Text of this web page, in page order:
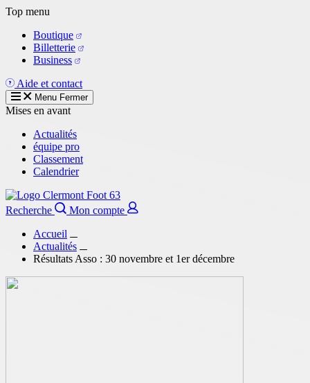
Aller
contenu
principal
Top menu
Boutique
Billetterie
Business
Aide et contact
Menu Fermer
Mises en avant
Actualités
équipe pro
Classement
Calendrier
Recherche
Mon compte
Accueil
Actualités
Résultats Asso : 30 novembre et 1er décembre